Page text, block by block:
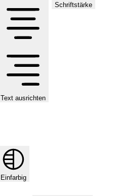
Text ausrichten
Schriftstärke
Einfarbig